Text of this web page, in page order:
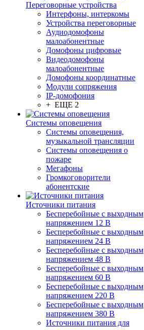
Переговорные устройства
Интерфоны, интеркомы
Устройства переговорные
Аудиодомофоны
малоабонентные
Домофоны цифровые
Видеодомофоны
малоабонентные
Домофоны координатные
Модули сопряжения
IP-домофония
+ ЕЩЕ 2
Системы оповещения
Системы оповещения,
музыкальной трансляции
Системы оповещения о
пожаре
Мегафоны
Громкоговорители
абонентские
Источники питания
Бесперебойные с выходным
напряжением 12 В
Бесперебойные с выходным
напряжением 24 В
Бесперебойные с выходным
напряжением 48 В
Бесперебойные с выходным
напряжением 60 В
Бесперебойные с выходным
напряжением 220 В
Бесперебойные с выходным
напряжением 380 В
Источники питания для